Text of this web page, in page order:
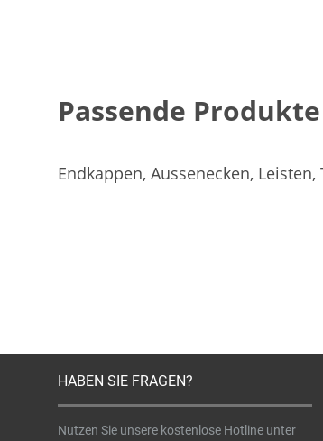
Passende
Endkappen, Aussenecken,
HABEN SIE FRAGEN?
Nutzen Sie unsere kostenlose Hotline unter